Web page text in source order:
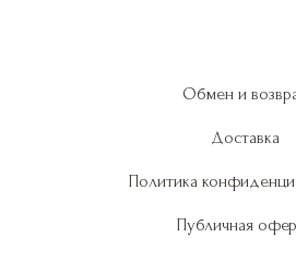
Обмен и
Доставка
Политика
Публичная